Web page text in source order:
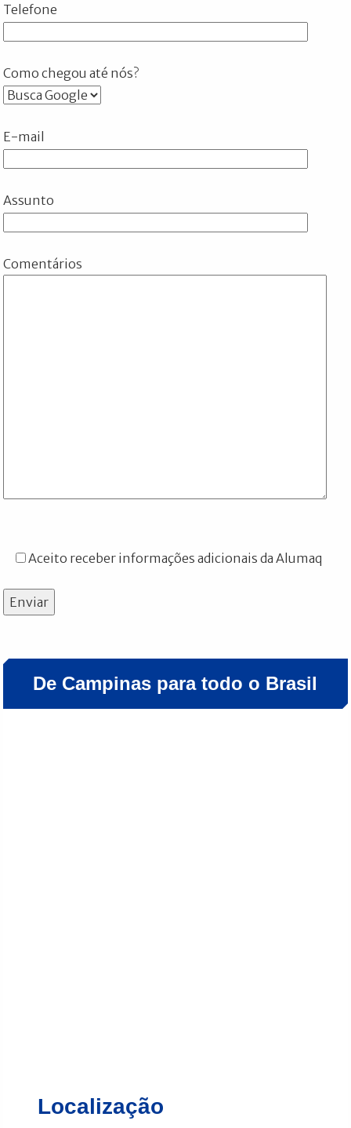
Telefone
Como chegou até nós?
E-mail
Assunto
Comentários
Aceito receber informações adicionais da Alumaq
Enviar
De Campinas para todo o Brasil
Localização